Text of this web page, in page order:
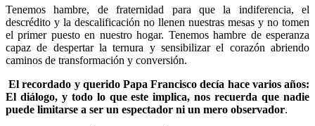
Tenemos hambre, de fraternidad para que la indiferencia, el
descrédito y la descalificación no llenen nuestras mesas y no tomen
el primer puesto en nuestro hogar. Tenemos hambre de esperanza
capaz de despertar la ternura y sensibilizar el corazón abriendo
caminos de transformación y conversión.
El recordado y querido Papa Francisco decía hace varios años:
El diálogo, y todo lo que este implica, nos recuerda que nadie
puede limitarse a ser un espectador ni un mero observador.